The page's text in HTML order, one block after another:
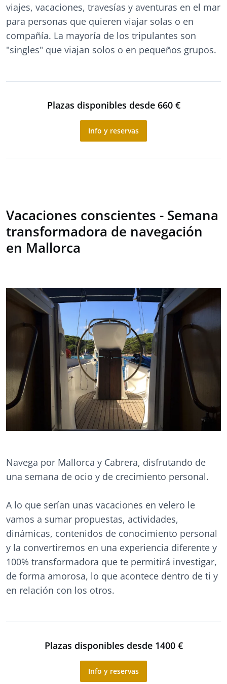
viajes, vacaciones, travesías y aventuras en el mar
para personas que quieren viajar solas o en
compañía. La mayoría de los tripulantes son
"singles" que viajan solos o en pequeños grupos.
Plazas disponibles desde 660 €
Info y reservas
Vacaciones conscientes - Semana
transformadora de navegación
en Mallorca
Navega por Mallorca y Cabrera, disfrutando de
una semana de ocio y de crecimiento personal.
A lo que serían unas vacaciones en velero le
vamos a sumar propuestas, actividades,
dinámicas, contenidos de conocimiento personal
y la convertiremos en una experiencia diferente y
100% transformadora que te permitirá investigar,
de forma amorosa, lo que acontece dentro de ti y
en relación con los otros.
Plazas disponibles desde 1400 €
Info y reservas